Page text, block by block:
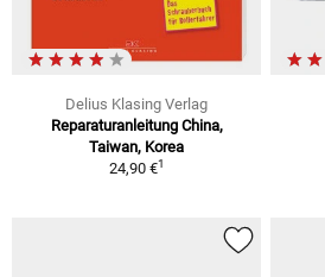
Delius Klasing Verlag
Reparaturanleitung China,
Taiwan, Korea
24,90 €1